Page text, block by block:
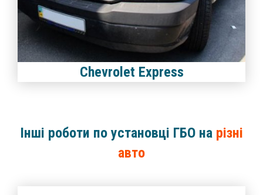
Chevrolet Express
Інші роботи по установці ГБО на різні
авто